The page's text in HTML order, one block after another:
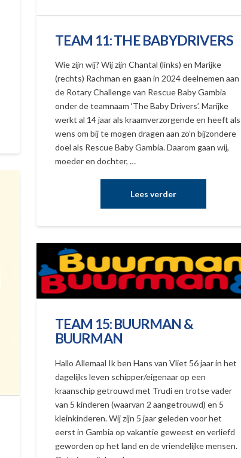
TEAM 11: THE BABYDRIVERS
Wie zijn wij? Wij zijn Chantal (links) en Marijke
(rechts) Rachman en gaan in 2024 deelnemen aan
de Rotary Challenge van Rescue Baby Gambia
onder de teamnaam ‘The Baby Drivers’. Marijke
werkt al 14 jaar als kraamverzorgende en heeft als
wens om bij te mogen dragen aan zo’n bijzondere
doel als Rescue Baby Gambia. Daarom gaan wij,
moeder en dochter, …
TEAM 15: BUURMAN &
BUURMAN
Hallo Allemaal Ik ben Hans van Vliet 56 jaar in het
dagelijks leven schipper/eigenaar op een
kraanschip getrouwd met Trudi en trotse vader
van 5 kinderen (waarvan 2 aangetrouwd) en 5
kleinkinderen. Wij zijn 5 jaar geleden voor het
eerst in Gambia op vakantie geweest en verliefd
geworden op het land en de vriendelijke mensen.